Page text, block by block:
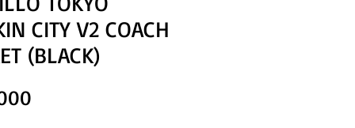
CITY V2 COACH
(BLACK)